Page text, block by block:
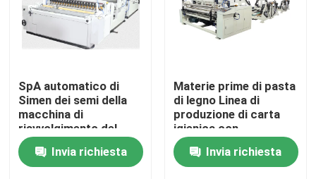
Su di noi
Controllo della qualità
Contattaci
SpA automatico di
Simen dei semi della
macchina di
riavvolgimento del
rotolo di carta igienica
di terapia ormonale
sostitutiva di JRT
Invia richiesta
Materie prime di pasta
di legno Linea di
produzione di carta
igienica con
apparecchiatura di
incisione e
avvolgimento da
Invia richiesta